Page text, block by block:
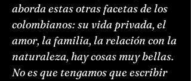
aborda estas otras facetas de los
colombianos: su vida privada, el
amor, la familia, la relación con la
naturaleza, hay cosas muy bellas.
No es que tengamos que escribir